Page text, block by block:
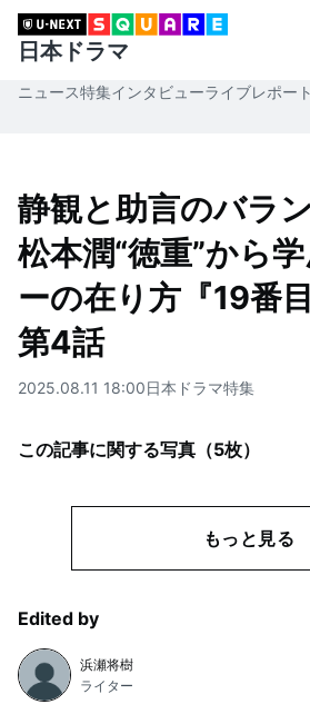
日本ドラマ
ニュース特集インタビューライブレポート
静観と助言のバラ
松本潤“徳重”から
ーの在り方『19番
第4話
2025.08.11 18:00日本ドラマ特集
この記事に関する写真（5枚）
もっと見る
Edited by
浜瀬将樹
ライター